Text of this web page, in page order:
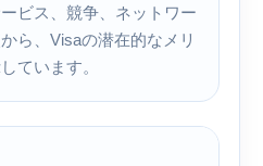
ビス、競争、ネットワー
ら、Visaの潜在的なメリ
ています。